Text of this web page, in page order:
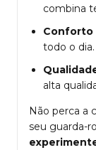
combina
Conforto
todo o dia.
alta
Não perca a
seu guarda-